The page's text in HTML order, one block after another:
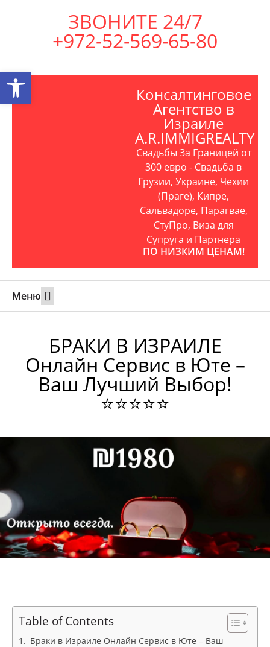
ЗВОНИТЕ 24/7
+972-52-569-65-80
Консалтинговое
Агентство в
Израиле
A.R.IMMIGREALTY
Свадьбы За Границей от
300 евро - Свадьба в
Грузии, Украине, Чехии
(Праге), Кипре,
Сальвадоре, Парагвае,
СтуПро, Виза для
Супруга и Партнера
ПО НИЗКИМ ЦЕНАМ!
Меню
БРАКИ В ИЗРАИЛЕ
Онлайн Сервис в Юте –
Ваш Лучший Выбор!
⭐⭐⭐⭐⭐
Table of Contents
Браки в Израиле Онлайн Сервис в Юте – Ваш
Открыть панель инструментов